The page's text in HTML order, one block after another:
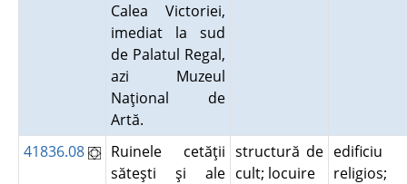
Calea Victoriei,
imediat la sud
de Palatul Regal,
azi Muzeul
Naţional de
Artă.
41836.08
Ruinele cetăţii
săteşti şi ale
structură de
cult; locuire
edificiu
religios;